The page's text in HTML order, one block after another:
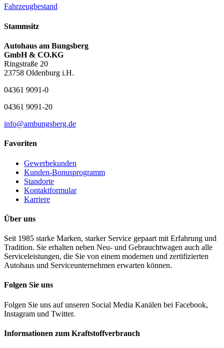
Fahrzeugbestand
Stammsitz
Autohaus am Bungsberg
GmbH & CO.KG
Ringstraße 20
23758 Oldenburg i.H.
04361 9091-0
04361 9091-20
info@ambungsberg.de
Favoriten
Gewerbekunden
Kunden-Bonusprogramm
Standorte
Kontaktformular
Karriere
Über uns
Seit 1985 starke Marken, starker Service gepaart mit Erfahrung und
Tradition. Sie erhalten neben Neu- und Gebrauchtwagen auch alle
Serviceleistungen, die Sie von einem modernen und zertifizierten
Autohaus und Serviceunternehmen erwarten können.
Folgen Sie uns
Folgen Sie uns auf unseren Social Media Kanälen bei Facebook,
Instagram und Twitter.
Informationen zum Kraftstoffverbrauch